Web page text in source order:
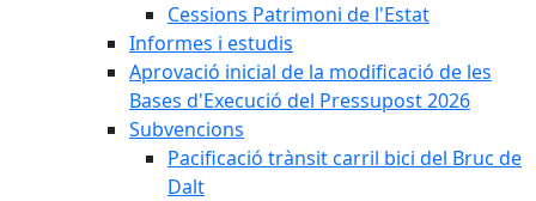
Cessions Patrimoni de l'Estat
Informes i estudis
Aprovació inicial de la modificació de les
Bases d'Execució del Pressupost 2026
Subvencions
Pacificació trànsit carril bici del Bruc de
Dalt